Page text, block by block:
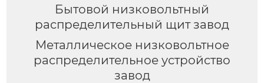
Бытовой низковольтный
распределительный щит завод
Металлическое низковольтное
распределительное устройство
завод